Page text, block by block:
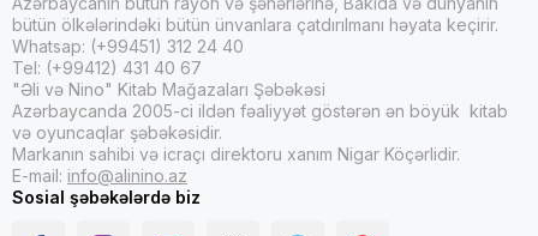
bütün ölkələrindəki bütün ünvanlara çatdırılmanı həyata keçirir.
Whatsap: (+99451) 312 24 40
Tel: (+99412) 431 40 67
"Əli və Nino" Kitab Mağazaları Şəbəkəsi
Azərbaycanda 2005-ci ildən fəaliyyət göstərən ən böyük kitab
və oyuncaqlar şəbəkəsidir.
Markanın sahibi və icraçı direktoru xanım Nigar Köçərlidir.
E-mail: info@alinino.az
Sosial şəbəkələrdə biz